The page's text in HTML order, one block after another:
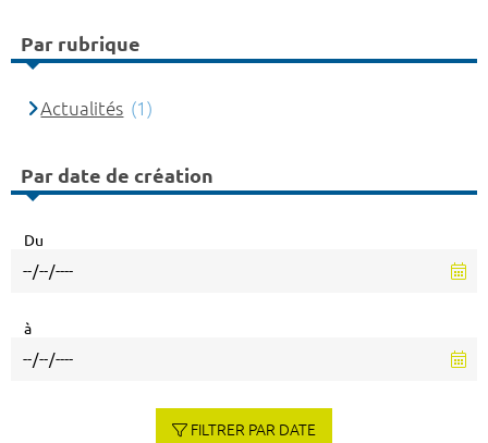
Par rubrique
Actualités (1)
Par date de création
Du
à
FILTRER PAR DATE